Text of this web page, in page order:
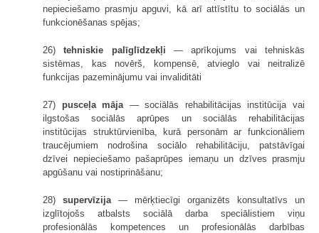
nepieciešamo prasmju apguvi, kā arī attīstītu to sociālās un
funkcionēšanas spējas;
26)tehniskie palīglīdzekļi — aprīkojums vai tehniskās
sistēmas, kas novērš, kompensē, atvieglo vai neitralizē
funkcijas pazeminājumu vai invaliditāti
27) pusceļa māja — sociālās rehabilitācijas institūcija vai
ilgstošas sociālās aprūpes un sociālās rehabilitācijas
institūcijas struktūrvienība, kurā personām ar funkcionāliem
traucējumiem nodrošina sociālo rehabilitāciju, patstāvīgai
dzīvei nepieciešamo pašaprūpes iemaņu un dzīves prasmju
apgūšanu vai nostiprināšanu;
28) supervīzija — mērķtiecīgi organizēts konsultatīvs un
izglītojošs atbalsts sociālā darba speciālistiem viņu
profesionālās kompetences un profesionālās darbības